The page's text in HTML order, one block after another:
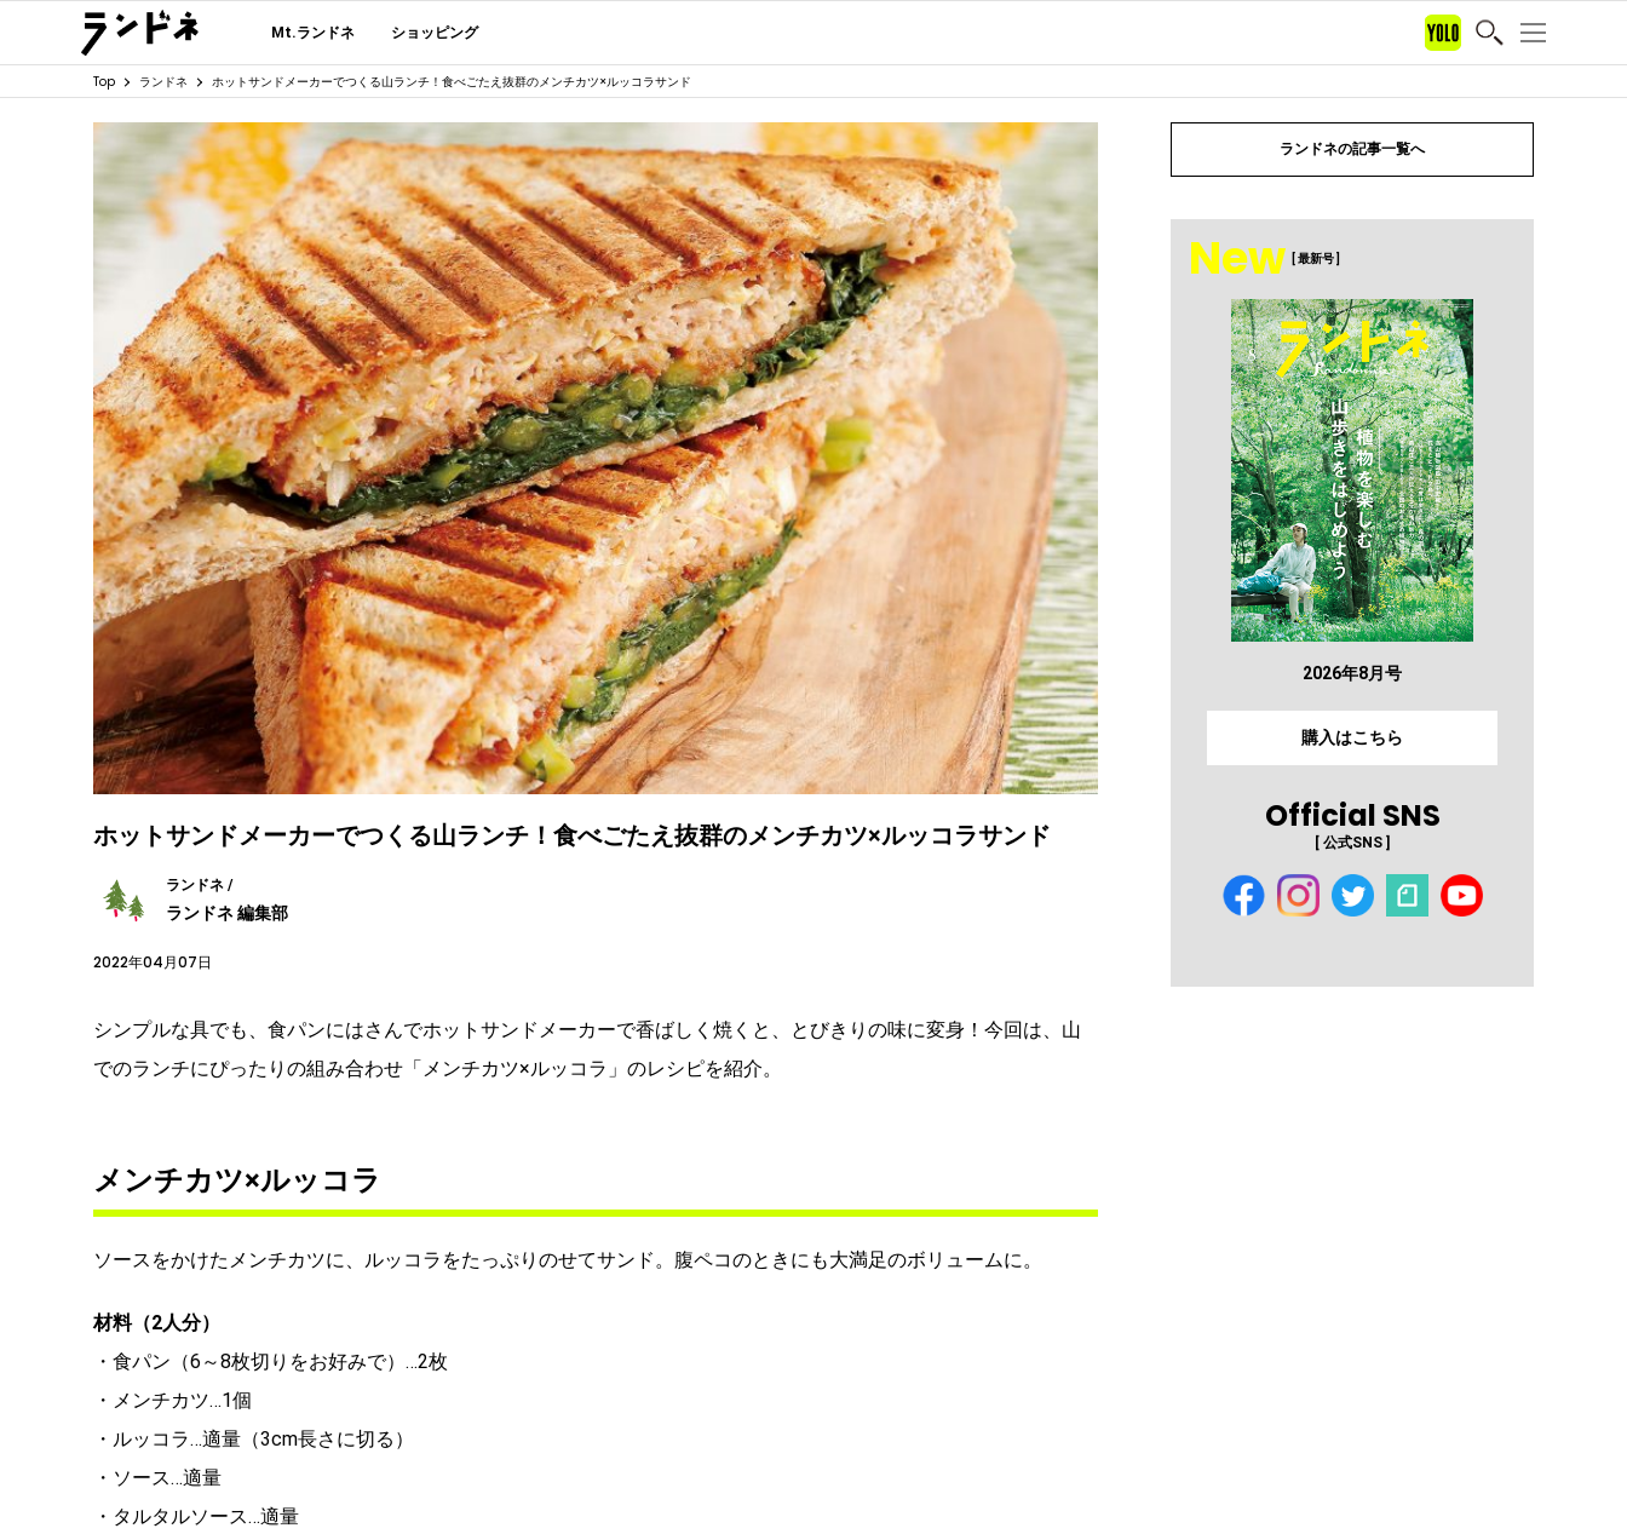
Mt.ランドネ ショッピング
Top ランドネ ホットサンドメーカーでつくる山ランチ！食べごたえ抜群のメンチカツ×ルッコラサンド
ホットサンドメーカーでつくる山ランチ！食べごたえ抜群のメンチカツ×ルッコラサンド
ランドネ /
ランドネ 編集部
2022年04月07日
シンプルな具でも、食パンにはさんでホットサンドメーカーで香ばしく焼くと、とびきりの味に変身！今回は、山
でのランチにぴったりの組み合わせ「メンチカツ×ルッコラ」のレシピを紹介。
メンチカツ×ルッコラ
ソースをかけたメンチカツに、ルッコラをたっぷりのせてサンド。腹ペコのときにも大満足のボリュームに。
材料（2人分）
・食パン（6～8枚切りをお好みで）…2枚
・メンチカツ…1個
・ルッコラ…適量（3cm長さに切る）
・ソース…適量
・タルタルソース…適量
ランドネの記事一覧へ
New [ 最新号 ]
2026年8月号
購入はこちら
Official SNS
[ 公式SNS ]